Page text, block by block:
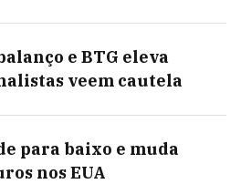
e BTG eleva
veem cautela
para baixo e muda
nos EUA